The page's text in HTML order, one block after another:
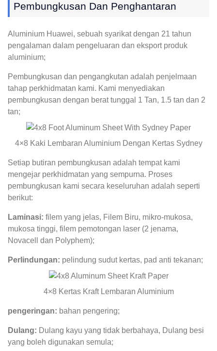
Pembungkusan Dan Penghantaran
Aluminium Huawei, sebuah syarikat dengan 21 tahun
pengalaman dalam pengeluaran dan eksport produk
aluminium;
Pembungkusan dan pengangkutan adalah penjelmaan
tahap perkhidmatan kami. Kami menyediakan
pembungkusan dengan berat tunggal 1 Tan, 1.5 tan dan 2
tan;
4×8 Kaki Lembaran Aluminium Dengan Kertas Sydney
Setiap butiran pembungkusan adalah tempat kami
mengejar perkhidmatan yang sempurna. Proses
pembungkusan kami secara keseluruhan adalah seperti
berikut:
Laminasi: filem yang jelas, Filem Biru, mikro-mukosa,
mukosa tinggi, filem pemotongan laser (2 jenama,
Novacell dan Polyphem);
Perlindungan: pelindung sudut kertas, pad anti tekanan;
4×8 Kertas Kraft Lembaran Aluminium
pengeringan: bahan pengering;
Dulang: Dulang kayu yang tidak berbahaya, Dulang besi
yang boleh digunakan semula;